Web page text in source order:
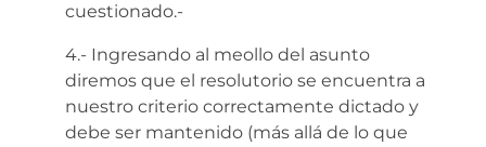
cuestionado.-
4.- Ingresando al meollo del asunto
diremos que el resolutorio se encuentra a
nuestro criterio correctamente dictado y
debe ser mantenido (más allá de lo que